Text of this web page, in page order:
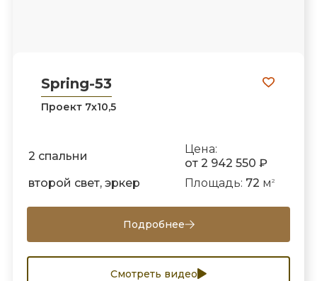
Spring-53
Проект 7х10,5
2 спальни
Цена:
от 2 942 550 ₽
второй свет, эркер
Площадь: 72 м 2
Подробнее
Смотреть видео